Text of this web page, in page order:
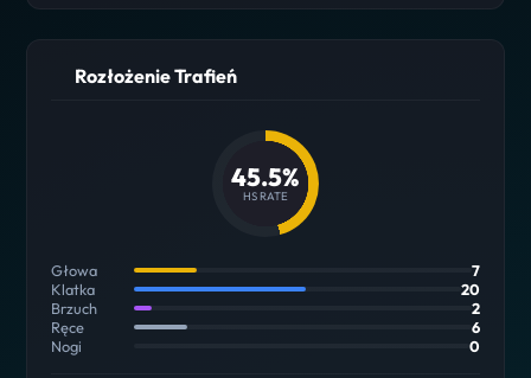
Rozłożenie Trafień
45.5%
HS RATE
Głowa
7
Klatka
20
Brzuch
2
Ręce
6
Nogi
0